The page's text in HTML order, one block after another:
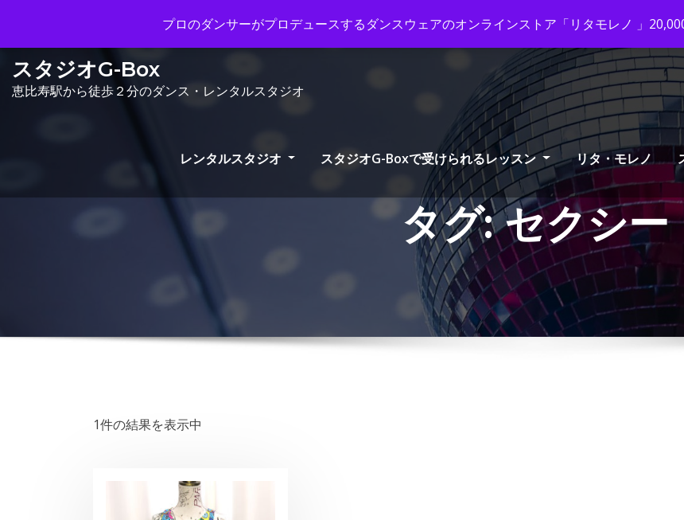
Mon - Sun 10.00 - 23.00 info@gbox-tango.com +03-6231-0170
スタジオG-Box
恵比寿駅から徒歩２分のダンス・レンタルスタジオ
レンタルスタジオ スタジオG-Boxで受けられるレッスン リタ・モレノ
タグ:セクシー
1件の結果を表示中
プロのダンサーがプロデュースするダンスウェアのオンラインストア「リタモレノ 」